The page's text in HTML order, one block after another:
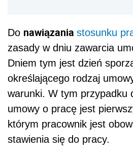
Do nawiązania stosunku
zasady w dniu zawarcia
Dniem tym jest dzień
określającego rodzaj
warunki. W tym przypadku
umowy o pracę jest
którym pracownik jest
stawienia się do pracy.